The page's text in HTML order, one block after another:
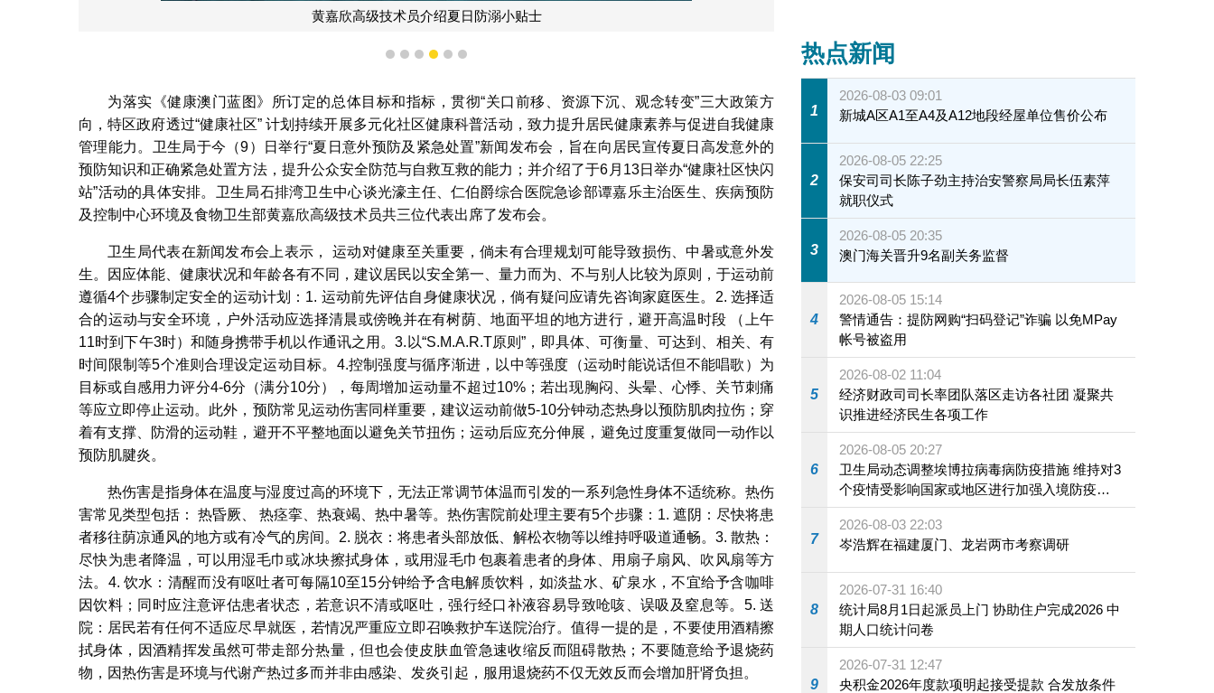
黄嘉欣高级技术员介绍夏日防溺小贴士
1 2 3 4 5 6
为落实《健康澳门蓝图》所订定的总体目标和指标，贯彻“关口前移、资源下沉、观念转变”三大政策方
向，特区政府透过“健康社区” 计划持续开展多元化社区健康科普活动，致力提升居民健康素养与促进自我健康
管理能力。卫生局于今（9）日举行“夏日意外预防及紧急处置”新闻发布会，旨在向居民宣传夏日高发意外的
预防知识和正确紧急处置方法，提升公众安全防范与自救互救的能力；并介绍了于6月13日举办“健康社区快闪
站”活动的具体安排。卫生局石排湾卫生中心谈光濠主任、仁伯爵综合医院急诊部谭嘉乐主治医生、疾病预防
及控制中心环境及食物卫生部黄嘉欣高级技术员共三位代表出席了发布会。
卫生局代表在新闻发布会上表示， 运动对健康至关重要，倘未有合理规划可能导致损伤、中暑或意外发
生。因应体能、健康状况和年龄各有不同，建议居民以安全第一、量力而为、不与别人比较为原则，于运动前
遵循4个步骤制定安全的运动计划：1. 运动前先评估自身健康状况，倘有疑问应请先咨询家庭医生。2. 选择适
合的运动与安全环境，户外活动应选择清晨或傍晚并在有树荫、地面平坦的地方进行，避开高温时段 （上午
11时到下午3时）和随身携带手机以作通讯之用。3.以“S.M.A.R.T原则”，即具体、可衡量、可达到、相关、有
时间限制等5个准则合理设定运动目标。4.控制强度与循序渐进，以中等强度（运动时能说话但不能唱歌）为
目标或自感用力评分4-6分（满分10分），每周增加运动量不超过10%；若出现胸闷、头晕、心悸、关节刺痛
等应立即停止运动。此外，预防常见运动伤害同样重要，建议运动前做5-10分钟动态热身以预防肌肉拉伤；穿
着有支撑、防滑的运动鞋，避开不平整地面以避免关节扭伤；运动后应充分伸展，避免过度重复做同一动作以
预防肌腱炎。
热伤害是指身体在温度与湿度过高的环境下，无法正常调节体温而引发的一系列急性身体不适统称。热伤
害常见类型包括： 热昏厥、 热痉挛、热衰竭、热中暑等。热伤害院前处理主要有5个步骤：1. 遮阴：尽快将患
者移往荫凉通风的地方或有冷气的房间。2. 脱衣：将患者头部放低、解松衣物等以维持呼吸道通畅。3. 散热：
尽快为患者降温，可以用湿毛巾或冰块擦拭身体，或用湿毛巾包裹着患者的身体、用扇子扇风、吹风扇等方
法。4. 饮水：清醒而没有呕吐者可每隔10至15分钟给予含电解质饮料，如淡盐水、矿泉水，不宜给予含咖啡
因饮料；同时应注意评估患者状态，若意识不清或呕吐，强行经口补液容易导致呛咳、误吸及窒息等。5. 送
院：居民若有任何不适应尽早就医，若情况严重应立即召唤救护车送院治疗。值得一提的是，不要使用酒精擦
拭身体，因酒精挥发虽然可带走部分热量，但也会使皮肤血管急速收缩反而阻碍散热；不要随意给予退烧药
物，因热伤害是环境与代谢产热过多而并非由感染、发炎引起，服用退烧药不仅无效反而会增加肝肾负担。
热点新闻
1
2026-08-03 09:01
新城A区A1至A4及A12地段经屋单位售价公布
2
2026-08-05 22:25
保安司司长陈子劲主持治安警察局局长伍素萍
就职仪式
3
2026-08-05 20:35
澳门海关晋升9名副关务监督
4
2026-08-05 15:14
警情通告：提防网购“扫码登记”诈骗 以免MPay
帐号被盗用
5
2026-08-02 11:04
经济财政司司长率团队落区走访各社团 凝聚共
识推进经济民生各项工作
6
2026-08-05 20:27
卫生局动态调整埃博拉病毒病防疫措施 维持对3
个疫情受影响国家或地区进行加强入境防疫措
施
7
2026-08-03 22:03
岑浩辉在福建厦门、龙岩两市考察调研
8
2026-07-31 16:40
统计局8月1日起派员上门 协助住户完成2026 中
期人口统计问卷
9
2026-07-31 12:47
央积金2026年度款项明起接受提款 合发放条件